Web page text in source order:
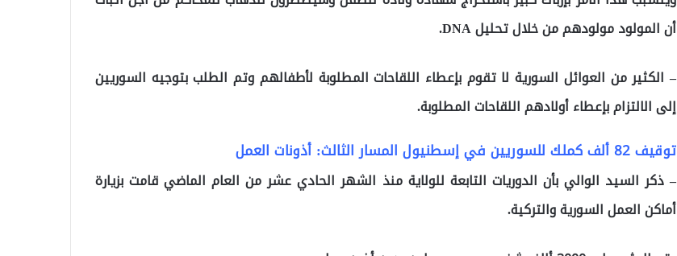
أن المولود مولودهم من خلال تحليل DNA.
– الكثير من العوائل السورية لا تقوم بإعطاء اللقاحات المطلوبة لأطفالهم وتم الطلب بتوجيه السوريين
إلى الالتزام بإعطاء أولادهم اللقاحات المطلوبة.
توقيف 82 ألف كملك للسوريين في إسطنيول المسار الثالث: أذونات العمل
– ذكر السيد الوالي بأن الدوريات التابعة للولاية منذ الشهر الحادي عشر من العام الماضي قامت بزيارة
أماكن العمل السورية والتركية.